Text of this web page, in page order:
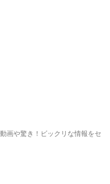
画や驚き！ビックリな情報をセ